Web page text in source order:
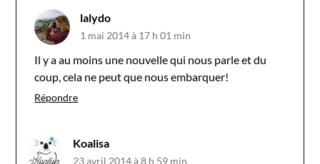
lalydo
1 mai 2014 à 17 h 01 min
Il y a au moins une nouvelle qui nous parle et du
coup, cela ne peut que nous embarquer!
Répondre
Koalisa
23 avril 2014 à 8 h 59 min